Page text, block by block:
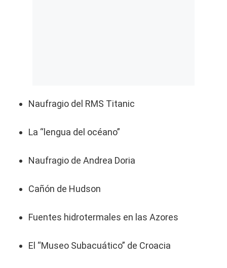
Naufragio del RMS Titanic
La “lengua del océano”
Naufragio de Andrea Doria
Cañón de Hudson
Fuentes hidrotermales en las Azores
El “Museo Subacuático” de Croacia